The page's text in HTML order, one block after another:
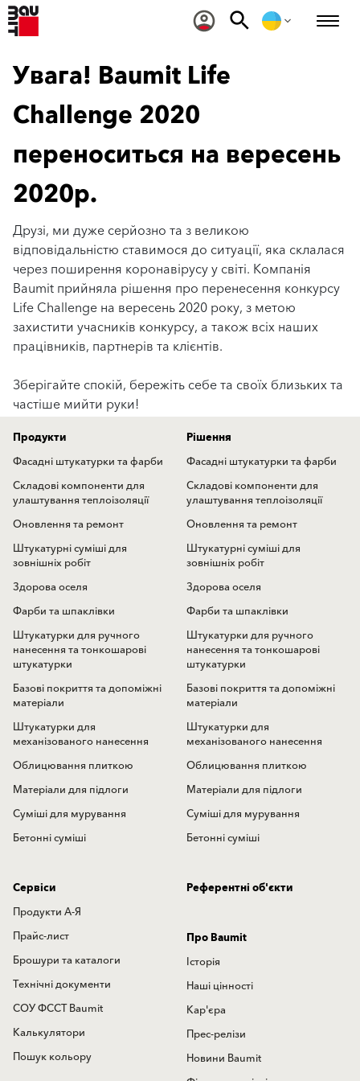
Увага! Baumit Life
Challenge 2020
переноситься на вересень
2020р.
Друзі, ми дуже серйозно та з великою
відповідальністю ставимося до ситуації, яка склалася
через поширення коронавірусу у світі. Компанія
Baumit прийняла рішення про перенесення конкурсу
Life Challenge на вересень 2020 року, з метою
захистити учасників конкурсу, а також всіх наших
працівників, партнерів та клієнтів.
Зберігайте спокій, бережіть себе та своїх близьких та
частіше мийти руки!
Продукти
Фасадні штукатурки та фарби
Складові компоненти для
улаштування теплоізоляції
Оновлення та ремонт
Штукатурні суміші для
зовнішніх робіт
Здорова оселя
Фарби та шпаклівки
Штукатурки для ручного
нанесення та тонкошарові
штукатурки
Базові покриття та допоміжні
матеріали
Штукатурки для
механізованого нанесення
Облицювання плиткою
Матеріали для підлоги
Суміші для мурування
Бетонні суміші
Рішення
Фасадні штукатурки та фарби
Складові компоненти для
улаштування теплоізоляції
Оновлення та ремонт
Штукатурні суміші для
зовнішніх робіт
Здорова оселя
Фарби та шпаклівки
Штукатурки для ручного
нанесення та тонкошарові
штукатурки
Базові покриття та допоміжні
матеріали
Штукатурки для
механізованого нанесення
Облицювання плиткою
Матеріали для підлоги
Суміші для мурування
Бетонні суміші
Сервіси
Продукти А-Я
Прайс-лист
Брошури та каталоги
Технічні документи
СОУ ФССТ Baumit
Калькулятори
Пошук кольору
Референтні об'єкти
Про Baumit
Історія
Наші цінності
Кар'єра
Прес-релізи
Новини Baumit